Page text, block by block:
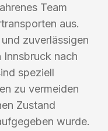
Team
aus.
zuverlässigen
Innsbruck nach
speziell
zu vermeiden
Zustand
wurde.